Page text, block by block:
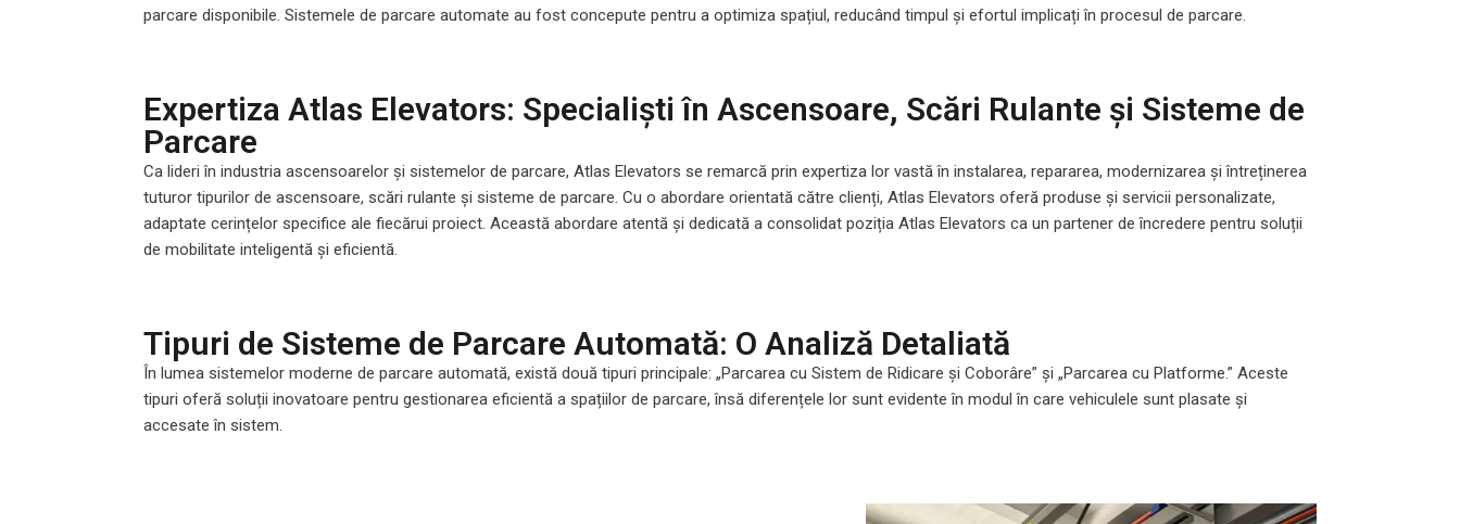
parcare disponibile. Sistemele de parcare automate au fost concepute pentru a optimiza spațiul, reducând timpul și efortul implicați în procesul de parcare.
Expertiza Atlas Elevators: Specialiști în Ascensoare, Scări Rulante și Sisteme de
Parcare
Ca lideri în industria ascensoarelor și sistemelor de parcare, Atlas Elevators se remarcă prin expertiza lor vastă în instalarea, repararea, modernizarea și întreținerea
tuturor tipurilor de ascensoare, scări rulante și sisteme de parcare. Cu o abordare orientată către clienți, Atlas Elevators oferă produse și servicii personalizate,
adaptate cerințelor specifice ale fiecărui proiect. Această abordare atentă și dedicată a consolidat poziția Atlas Elevators ca un partener de încredere pentru soluții
de mobilitate inteligentă și eficientă.
Tipuri de Sisteme de Parcare Automată: O Analiză Detaliată
În lumea sistemelor moderne de parcare automată, există două tipuri principale: „Parcarea cu Sistem de Ridicare și Coborâre” și „Parcarea cu Platforme.” Aceste
tipuri oferă soluții inovatoare pentru gestionarea eficientă a spațiilor de parcare, însă diferențele lor sunt evidente în modul în care vehiculele sunt plasate și
accesate în sistem.